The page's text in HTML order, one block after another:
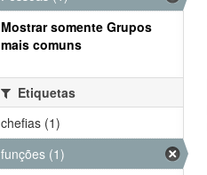
Mostrar somente Grupos
mais comuns
Etiquetas
chefias (1)
funções (1)